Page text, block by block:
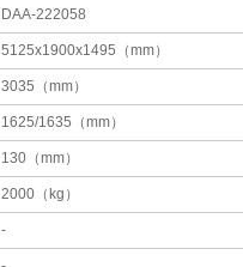
DAA-222058
5125x1900x1495（mm）
3035（mm）
1625/1635（mm）
130（mm）
2000（kg）
-